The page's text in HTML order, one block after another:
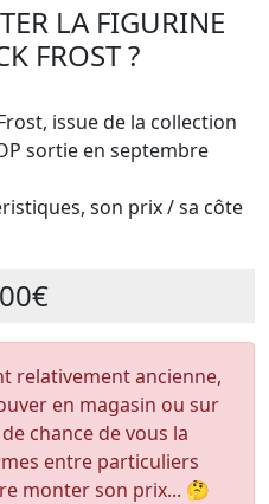
LA FIGURINE
FROST ?
issue de la collection
sortie en septembre
son prix / sa côte
relativement ancienne,
en magasin ou sur
chance de vous la
entre particuliers
monter son prix... 🤔